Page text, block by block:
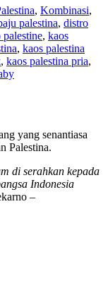
, Kombinasi,
palestina, distro
palestine, kaos
, kaos palestina
, kaos palestina pria,
yang senantiasa
Palestina.
di serahkan kepada
Indonesia
–